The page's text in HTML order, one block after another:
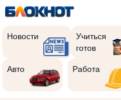
Новости
Учиться
готов
Авто Работа